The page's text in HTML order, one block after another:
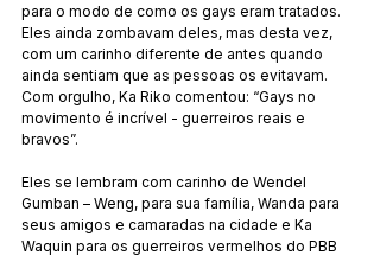
para o modo de como os gays eram tratados.
Eles ainda zombavam deles, mas desta vez,
com um carinho diferente de antes quando
ainda sentiam que as pessoas os evitavam.
Com orgulho, Ka Riko comentou: “Gays no
movimento é incrível - guerreiros reais e
bravos”.
Eles se lembram com carinho de Wendel
Gumban – Weng, para sua família, Wanda para
seus amigos e camaradas na cidade e Ka
Waquin para os guerreiros vermelhos do PBB